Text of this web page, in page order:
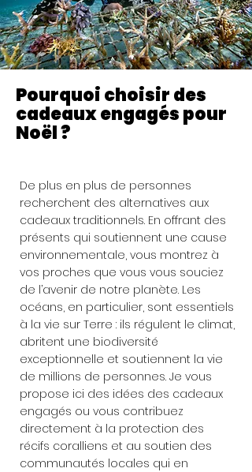
Pourquoi choisir des
cadeaux engagés pour
Noël ?
De plus en plus de personnes
recherchent des alternatives aux
cadeaux traditionnels. En offrant des
présents qui soutiennent une cause
environnementale, vous montrez à
vos proches que vous vous souciez
de l’avenir de notre planète. Les
océans, en particulier, sont essentiels
à la vie sur Terre : ils régulent le climat,
abritent une biodiversité
exceptionnelle et soutiennent la vie
de millions de personnes. Je vous
propose ici des idées des cadeaux
engagés ou vous contribuez
directement à la protection des
récifs coralliens et au soutien des
communautés locales qui en